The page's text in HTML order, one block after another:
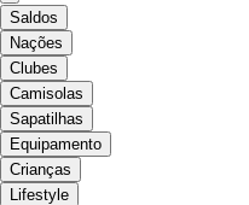
Saldos
Nações
Clubes
Camisolas
Sapatilhas
Equipamento
Crianças
Lifestyle